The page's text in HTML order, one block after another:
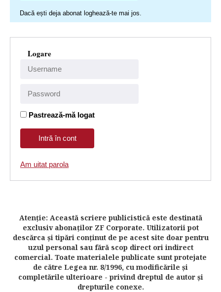
Dacă ești deja abonat loghează-te mai jos.
Logare
Pastrează-mă logat
Am uitat parola
Atenţie: Această scriere publicistică este destinată
exclusiv abonaţilor ZF Corporate. Utilizatorii pot
descărca şi tipări conţinut de pe acest site doar pentru
uzul personal sau fără scop direct ori indirect
comercial. Toate materialele publicate sunt protejate
de către Legea nr. 8/1996, cu modificările şi
completările ulterioare - privind dreptul de autor şi
drepturile conexe.